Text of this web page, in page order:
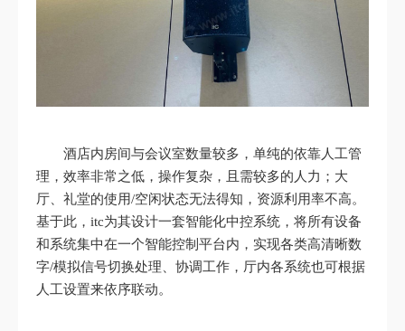
酒店内房间与会议室数量较多，单纯的依靠人工管
理，效率非常之低，操作复杂，且需较多的人力；大
厅、礼堂的使用/空闲状态无法得知，资源利用率不高。
基于此，itc为其设计一套智能化中控系统，将所有设备
和系统集中在一个智能控制平台内，实现各类高清晰数
字/模拟信号切换处理、协调工作，厅内各系统也可根据
人工设置来依序联动。